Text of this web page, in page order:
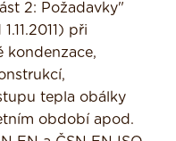
2: Požadavky"
při
kondenzace,
tepla obálky
období apod.